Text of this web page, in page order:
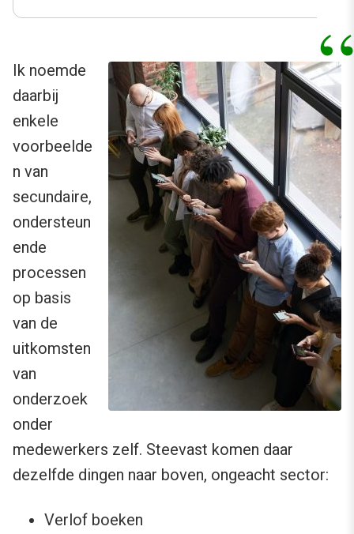
Ik noemde
daarbij
enkele
voorbeelde
n van
secundaire,
ondersteun
ende
processen
op basis
van de
uitkomsten
van
onderzoek
onder
medewerkers zelf. Steevast komen daar
dezelfde dingen naar boven, ongeacht sector:
Verlof boeken